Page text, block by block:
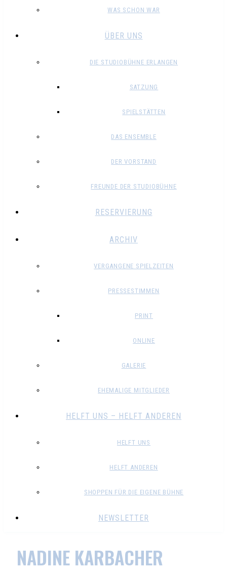
WAS SCHON WAR
ÜBER UNS
DIE STUDIOBÜHNE ERLANGEN
SATZUNG
SPIELSTÄTTEN
DAS ENSEMBLE
DER VORSTAND
FREUNDE DER STUDIOBÜHNE
RESERVIERUNG
ARCHIV
VERGANGENE SPIELZEITEN
PRESSESTIMMEN
PRINT
ONLINE
GALERIE
EHEMALIGE MITGLIEDER
HELFT UNS – HELFT ANDEREN
HELFT UNS
HELFT ANDEREN
SHOPPEN FÜR DIE EIGENE BÜHNE
NEWSLETTER
NADINE KARBACHER